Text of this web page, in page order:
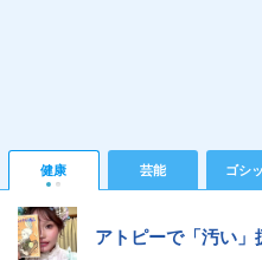
健康 芸能 ゴシ
アトピーで「汚い